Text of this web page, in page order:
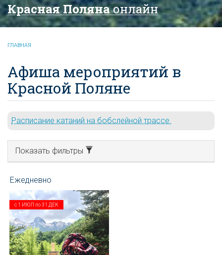
Красная Полянаонлайн
ГЛАВНАЯ
Афиша мероприятий в
Красной Поляне
Расписание катаний на бобслейной трассе.
Показать фильтры
с 1 ИЮЛ по31 ДЕК